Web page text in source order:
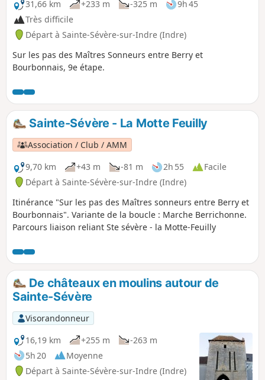
31,66 km
+233 m -325 m
9h 45
Très difficile
Départ à Sainte-Sévère-sur-Indre (Indre)
Sur les pas des Maîtres Sonneurs entre Berry et
Bourbonnais, 9e étape.
Sainte-Sévère - La Motte Feuilly
Association / Club / AMM
9,70 km
+43 m -81 m 2h 55
Facile
Départ à Sainte-Sévère-sur-Indre (Indre)
Itinérance "Sur les pas des Maîtres sonneurs entre Berry et
Bourbonnais". Variante de la boucle : Marche Berrichonne.
Parcours liaison reliant Ste sévère - la Motte-Feuilly
De châteaux en moulins autour de
Sainte-Sévère
Visorandonneur
16,19 km
+255 m
-263 m
5h 20
Moyenne
Départ à Sainte-Sévère-sur-Indre (Indre)